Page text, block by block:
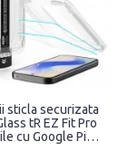
sticla securizata
tR EZ Fit Pro
cu Google Pixel